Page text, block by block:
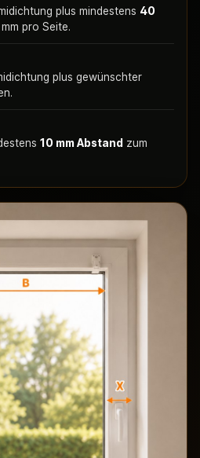
plus mindestens 40
mm pro Seite.
plus gewünschter
10 mm Abstand zum